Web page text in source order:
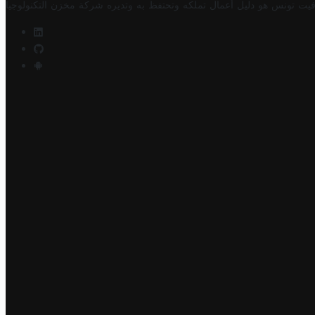
تونس هو دليل أعمال تملكه وتحتفظ به وتديره شركة مخزن التكنولوجيا